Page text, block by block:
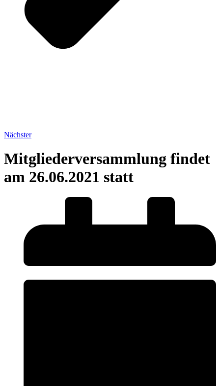
Nächster
Mitgliederversammlung findet
am 26.06.2021 statt